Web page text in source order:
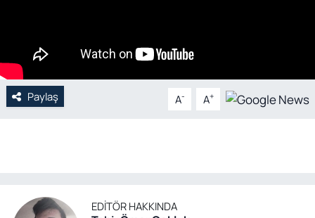
Paylaş A- A+
EDITÖR HAKKINDA
POLİTİKA
Siyaset
Yerel